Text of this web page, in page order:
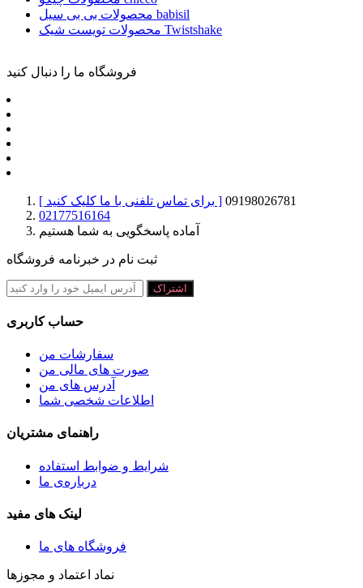
محصولات بی بی سیل babisil
محصولات تویست شیک Twistshake
فروشگاه ما را دنبال کنید
[ برای تماس تلفنی با ما کلیک کنید ] 09198026781
02177516164
آماده پاسخگویی به شما هستیم
ثبت نام در خبرنامه فروشگاه
اشتراک
حساب کاربری
سفارشات من
صورت های مالی من
آدرس های من
اطلاعات شخصی شما
راهنمای مشتریان
شرايط و ضوابط استفاده
درباره‌ی ما
لینک های مفید
فروشگاه های ما
نماد اعتماد و مجوزها